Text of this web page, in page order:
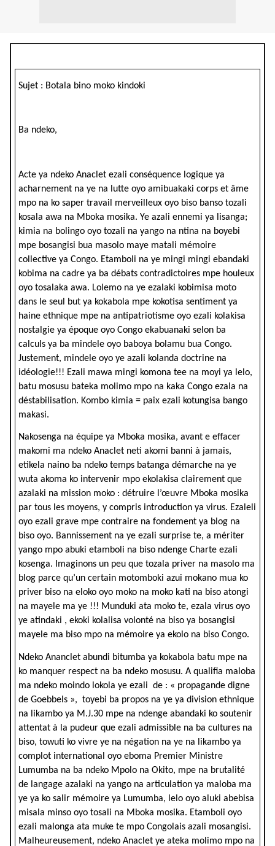
Sujet : Botala bino moko kindoki
Ba ndeko,
Acte ya ndeko Anaclet ezali conséquence logique ya
acharnement na ye na lutte oyo amibuakaki corps et âme
mpo na ko saper travail merveilleux oyo biso banso tozali
kosala awa na Mboka mosika. Ye azali ennemi ya lisanga;
kimia na bolingo oyo tozali na yango na ntina na boyebi
mpe bosangisi bua masolo maye matali mémoire
collective ya Congo. Etamboli na ye mingi mingi ebandaki
kobima na cadre ya ba débats contradictoires mpe houleux
oyo tosalaka awa. Lolemo na ye ezalaki kobimisa moto
dans le seul but ya kokabola mpe kokotisa sentiment ya
haine ethnique mpe na antipatriotisme oyo ezali kolakisa
nostalgie ya époque oyo Congo ekabuanaki selon ba
calculs ya ba mindele oyo baboya bolamu bua Congo.
Justement, mindele oyo ye azali kolanda doctrine na
idéologie!!! Ezali mawa mingi komona tee na moyi ya lelo,
batu mosusu bateka molimo mpo na kaka Congo ezala na
déstabilisation. Kombo kimia = paix ezali kotungisa bango
makasi.
Nakosenga na équipe ya Mboka mosika, avant e effacer
makomi ma ndeko Anaclet neti akomi banni à jamais,
etikela naino ba ndeko temps batanga démarche na ye
wuta akoma ko intervenir mpo ekolakisa clairement que
azalaki na mission moko : détruire l’œuvre Mboka mosika
par tous les moyens, y compris introduction ya virus. Ezaleli
oyo ezali grave mpe contraire na fondement ya blog na
biso oyo. Bannissement na ye ezali surprise te, a mériter
yango mpo abuki etamboli na biso ndenge Charte ezali
kosenga. Imaginons un peu que tozala priver na masolo ma
blog parce qu’un certain motomboki azui mokano mua ko
priver biso na eloko oyo moko na moko kati na biso atongi
na mayele ma ye !!! Munduki ata moko te, ezala virus oyo
ye atindaki , ekoki kolalisa volonté na biso ya bosangisi
mayele ma biso mpo na mémoire ya ekolo na biso Congo.
Ndeko Ananclet abundi bitumba ya kokabola batu mpe na
ko manquer respect na ba ndeko mosusu. A qualifia maloba
ma ndeko moindo lokola ye ezali de : « propagande digne
de Goebbels », toyebi ba propos na ye ya division ethnique
na likambo ya M.J.30 mpe na ndenge abandaki ko soutenir
attentat à la pudeur que ezali admissible na ba cultures na
biso, towuti ko vivre ye na négation na ye na likambo ya
complot international oyo eboma Premier Ministre
Lumumba na ba ndeko Mpolo na Okito, mpe na brutalité
de langage azalaki na yango na articulation ya maloba ma
ye ya ko salir mémoire ya Lumumba, lelo oyo aluki abebisa
misala minso oyo tosali na Mboka mosika. Etamboli oyo
ezali malonga ata muke te mpo Congolais azali mosangisi.
Malheureusement, ndeko Anaclet ye ateka molimo mpo na